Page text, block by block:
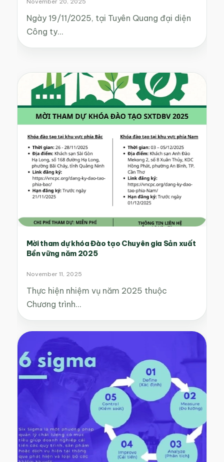
Ngày 19/11/2025, tại Tuyên Quang đại diện
Công ty…
Mời tham dự khóa Đào tạo Chuyên gia Sản xuất
Bền vững năm 2025
November 11, 2025
Thực hiện nhiệm vụ năm 2025 thuộc
Chương trình…